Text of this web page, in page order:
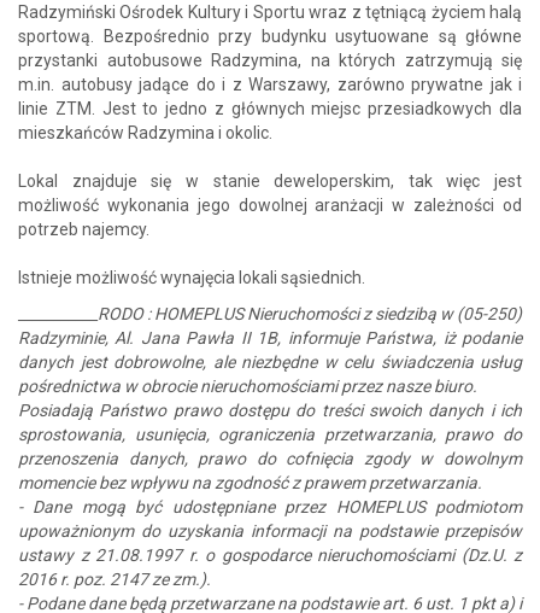
Radzymiński Ośrodek Kultury i Sportu wraz z tętniącą życiem halą
sportową. Bezpośrednio przy budynku usytuowane są główne
przystanki autobusowe Radzymina, na których zatrzymują się
m.in. autobusy jadące do i z Warszawy, zarówno prywatne jak i
linie ZTM. Jest to jedno z głównych miejsc przesiadkowych dla
mieszkańców Radzymina i okolic.
Lokal znajduje się w stanie deweloperskim, tak więc jest
możliwość wykonania jego dowolnej aranżacji w zależności od
potrzeb najemcy.
Istnieje możliwość wynajęcia lokali sąsiednich.
___________RODO : HOMEPLUS Nieruchomości z siedzibą w (05-250)
Radzyminie, Al. Jana Pawła II 1B, informuje Państwa, iż podanie
danych jest dobrowolne, ale niezbędne w celu świadczenia usług
pośrednictwa w obrocie nieruchomościami przez nasze biuro.
Posiadają Państwo prawo dostępu do treści swoich danych i ich
sprostowania, usunięcia, ograniczenia przetwarzania, prawo do
przenoszenia danych, prawo do cofnięcia zgody w dowolnym
momencie bez wpływu na zgodność z prawem przetwarzania.
- Dane mogą być udostępniane przez HOMEPLUS podmiotom
upoważnionym do uzyskania informacji na podstawie przepisów
ustawy z 21.08.1997 r. o gospodarce nieruchomościami (Dz.U. z
2016 r. poz. 2147 ze zm.).
- Podane dane będą przetwarzane na podstawie art. 6 ust. 1 pkt a) i